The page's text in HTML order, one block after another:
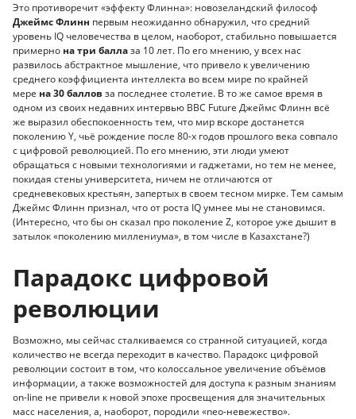
Это противоречит «эффекту Флинна»: новозеландский философ
Джеймс Флинн первым неожиданно обнаружил, что средний
уровень IQ человечества в целом, наоборот, стабильно повышается
примерно на три баллаза 10 лет. По его мнению, у всех нас
развилось абстрактное мышление, что привело к увеличению
среднего коэффициента интеллекта во всем мире по крайней
мере на 30 баллов за последнее столетие. В то же самое время в
одном из своих недавних интервью BBC Future Джеймс Флинн всё
же выразил обеспокоенность тем, что мир вскоре достанется
поколению Y, чьё рождение после 80-х годов прошлого века совпало
с цифровой революцией. По его мнению, эти люди умеют
обращаться с новыми технологиями и гаджетами, но тем не менее,
покидая стены университета, ничем не отличаются от
средневековых крестьян, запертых в своем тесном мирке. Тем самым
Джеймс Флинн признал, что от роста IQ умнее мы не становимся.
(Интересно, что бы он сказал про поколение Z, которое уже дышит в
затылок «поколению миллениума», в том числе в Казахстане?)
Парадокс цифровой
революции
Возможно, мы сейчас сталкиваемся со странной ситуацией, когда
количество не всегда переходит в качество. Парадокс цифровой
революции состоит в том, что колоссальное увеличение объёмов
информации, а также возможностей для доступа к разным знаниям
on-line не привели к новой эпохе просвещения для значительных
масс населения, а, наоборот, породили «neo-невежество».